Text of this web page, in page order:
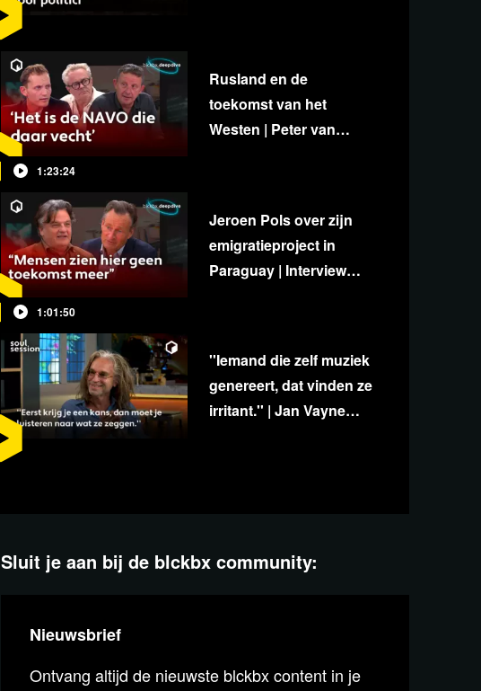
1:23:24
Rusland en de
toekomst van het
Westen | Peter van
1:01:50
Jeroen Pols over zijn
emigratieproject in
Paraguay | Interview
''Iemand die zelf muziek
genereert, dat vinden ze
irritant.'' | Jan Vayne
Sluit je aan bij de blckbx community:
Nieuwsbrief
Ontvang altijd de nieuwste blckbx content in je